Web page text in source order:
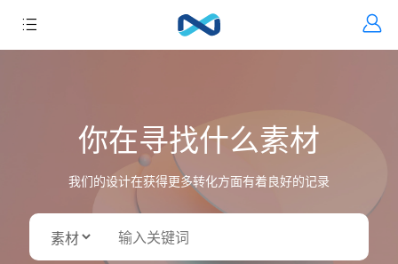
你在寻找什么素材
我们的设计在获得更多转化方面有着良好的记录